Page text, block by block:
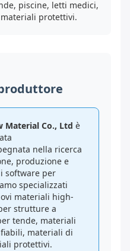
piscine, letti medici,
protettivi.
Material Co., Ltd è
nella ricerca
produzione e
software per
specializzati
materiali high-
strutture a
tende, materiali
materiali di
protettivi.